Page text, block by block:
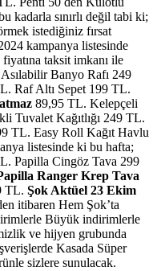
kadarla sınırlı değil tabi ki;
istediğiniz fırsat
kampanya listesinde
taksit imkanı ile
Banyo Rafı 249
Raf Altı Sepet 199 TL.
89,95 TL. Kelepçeli
Tuvalet Kağıtlığı 249 TL.
TL. Easy Roll Kağıt Havlu
listesinde ki bu hafta;
Papilla Cingöz Tava 299
Ranger Krep Tava
TL. Şok Aktüel 23 Ekim
itibaren Hem Şok’ta
Büyük indirimlerle
ve hijyen grubunda
Kasada Süper
sizlere sunulacak.